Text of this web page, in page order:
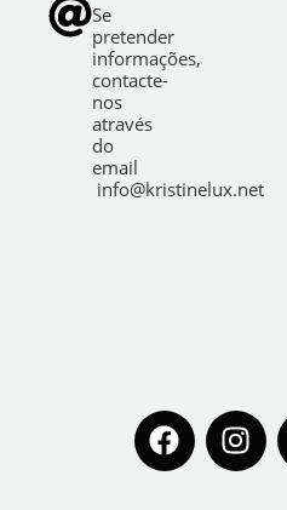
Se
pretender
informações,
contacte-
nos
através
do
email
info@kristinelux.net